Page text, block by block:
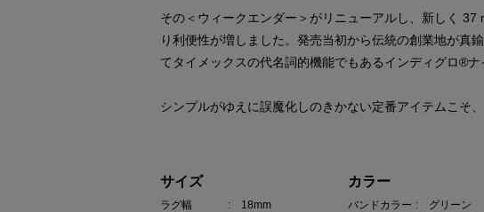
その＜ウィークエンダー＞がリニューアルし、新しく
り利便性が増しました。発売当初から伝統の創業地が真
てタイメックスの代名詞的機能でもあるインディグロ®ナ
シンプルがゆえに誤魔化しのきかない定番アイテムこそ
サイズ
ラグ幅
: 18mm
カラー
バンドカラー : グリーン